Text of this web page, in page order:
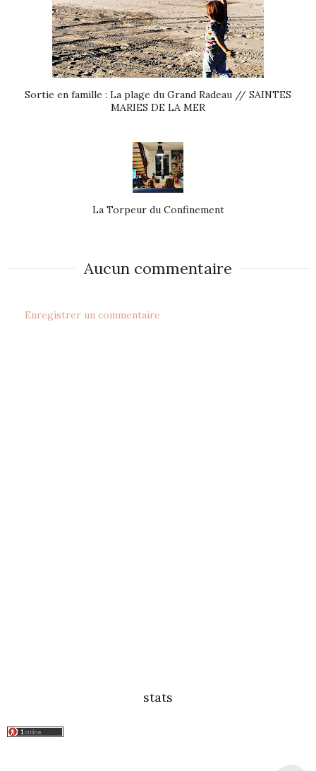
Sortie en famille : La plage du Grand Radeau // SAINTES
MARIES DE LA MER
La Torpeur du Confinement
Aucun commentaire
Enregistrer un commentaire
stats